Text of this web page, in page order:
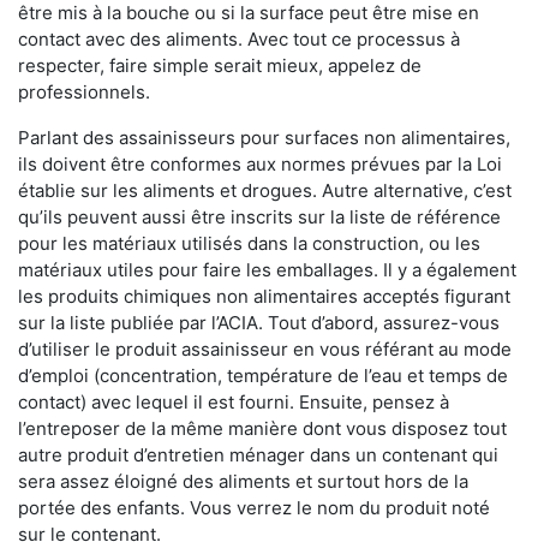
être mis à la bouche ou si la surface peut être mise en
contact avec des aliments. Avec tout ce processus à
respecter, faire simple serait mieux, appelez de
professionnels.
Parlant des assainisseurs pour surfaces non alimentaires,
ils doivent être conformes aux normes prévues par la Loi
établie sur les aliments et drogues. Autre alternative, c’est
qu’ils peuvent aussi être inscrits sur la liste de référence
pour les matériaux utilisés dans la construction, ou les
matériaux utiles pour faire les emballages. Il y a également
les produits chimiques non alimentaires acceptés figurant
sur la liste publiée par l’ACIA. Tout d’abord, assurez-vous
d’utiliser le produit assainisseur en vous référant au mode
d’emploi (concentration, température de l’eau et temps de
contact) avec lequel il est fourni. Ensuite, pensez à
l’entreposer de la même manière dont vous disposez tout
autre produit d’entretien ménager dans un contenant qui
sera assez éloigné des aliments et surtout hors de la
portée des enfants. Vous verrez le nom du produit noté
sur le contenant.